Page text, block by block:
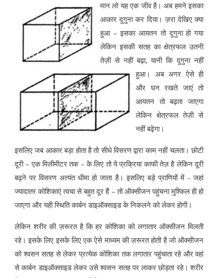
मान लो यह एक जीव है। अब हमने इसका
आकार दुगुना कर दिया। ज़रा देखिए क्‍या
हुआ – इसका आयतन तो दुगुना हो गया
लेकिन इसकी सतह का क्षेत्रफल उतनी
तेज़ी से नहीं बढ़ा, यानी कि दुगुना नहीं
हुआ। अब अगर ऐसे ही
और घन रखते जाएं तो
आयतन तो बढ़ता जाएगा
लेकिन क्षेत्रफल तेज़ी से
नहीं बढ़ेगा।
इसलिए जब आकार बड़ा होता है तो सीधे विसरण द्वारा काम नहीं चलता। छोटी
दूरी – एक मिलीमीटर तक – के लिए तो ये प्रक्रिया काफी तेज़ है लेकिन दूरी
बढ़ने पर विसरण अत्‍यंत धीमा हो जाता है। इसलिए बड़े प्राणियों में - जहां
ज्‍यादातर कोशिकाएं त्‍वचा से बहुत दूर हैं – तो ऑक्‍सीजन पहुंचना मुश्किल ही हो
जाएगा और यही स्थिति कार्बन डाइऑक्‍साइड के निकलने को लेकर होगी।
लेकिन शरीर की ज़रूरत है कि हर कोशिका को लगातार ऑक्‍सीजन मिलती
रहे। इसके लिए इसके लिए एक ऐसे माध्‍यम की ज़रूरत होती है जो ऑक्‍सीजन
को श्‍वसन सतह से लेकर प्रत्‍येक कोशिका तक लगातार पहुंचाता रहे और वहां
से कार्बन डाइऑक्‍साइड लेकर उसे श्‍वसन सतह पर लाकर छोड़ता रहे। शरीर